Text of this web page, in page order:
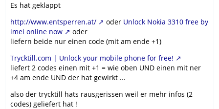
Es hat geklappt
http://www.entsperren.at/
oder Unlock Nokia 3310 free by
imei online now
oder
liefern beide nur einen code (mit am ende +1)
Trycktill.com | Unlock your mobile phone for free!
liefert 2 codes einen mit +1 = wie oben UND einen mit ner
+4 am ende UND der hat gewirkt ...
also der trycktill hats rausgerissen weil er mehr infos (2
codes) geliefert hat !